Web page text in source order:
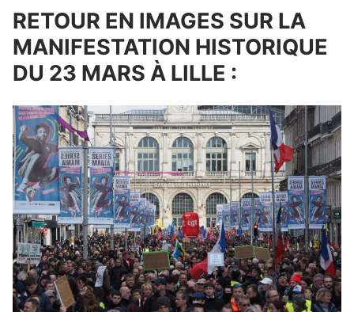
RETOUR EN IMAGES SUR LA
MANIFESTATION HISTORIQUE
DU 23 MARS À LILLE :